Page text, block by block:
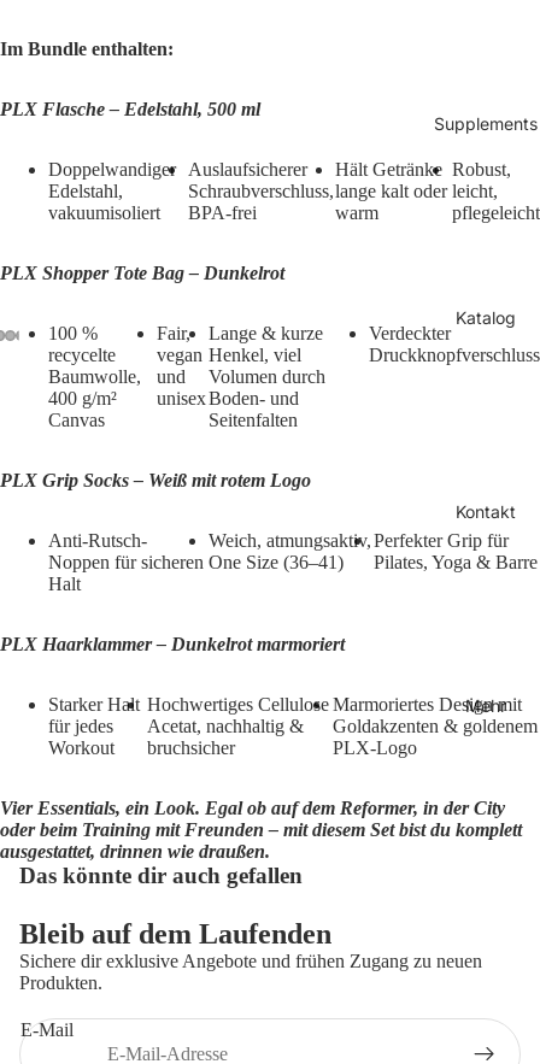
Supplements
Katalog
Kontakt
Mehr
Im Bundle enthalten:
PLX Flasche – Edelstahl, 500 ml
Doppelwandiger
Edelstahl,
vakuumisoliert
Auslaufsicherer
Schraubverschluss,
BPA-frei
Hält Getränke
lange kalt oder
warm
Robust,
leicht,
pflegeleicht
PLX Shopper Tote Bag – Dunkelrot
100 %
recycelte
Baumwolle,
400 g/m²
Canvas
Fair,
vegan
und
unisex
Lange & kurze
Henkel, viel
Volumen durch
Boden- und
Seitenfalten
Verdeckter
Druckknopfverschluss
PLX Grip Socks – Weiß mit rotem Logo
Anti-Rutsch-
Noppen für sicheren
Halt
Weich, atmungsaktiv,
One Size (36–41)
Perfekter Grip für
Pilates, Yoga & Barre
PLX Haarklammer – Dunkelrot marmoriert
Starker Halt
für jedes
Workout
Hochwertiges Cellulose
Acetat, nachhaltig &
bruchsicher
Marmoriertes Design mit
Goldakzenten & goldenem
PLX-Logo
Vier Essentials, ein Look. Egal ob auf dem Reformer, in der City
oder beim Training mit Freunden – mit diesem Set bist du komplett
ausgestattet, drinnen wie draußen.
Das könnte dir auch gefallen
Bleib auf dem Laufenden
Sichere dir exklusive Angebote und frühen Zugang zu neuen
Produkten.
E-Mail
Widerrufsrecht
AGB
Kontaktinformationen